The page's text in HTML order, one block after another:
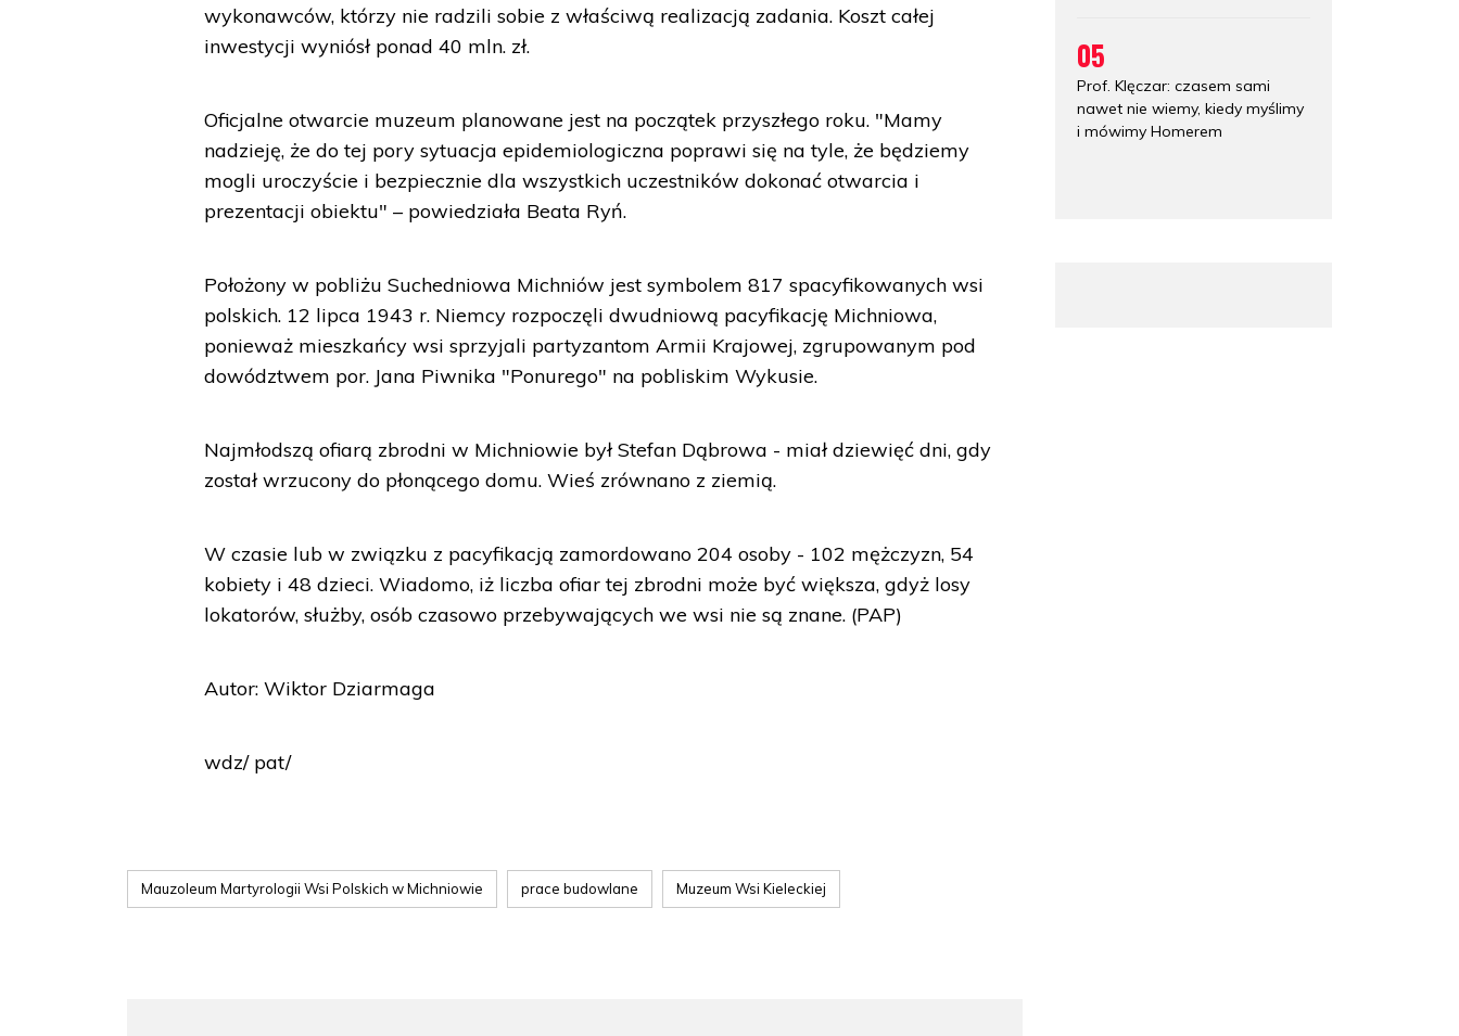
wykonawców, którzy nie radzili sobie z właściwą realizacją zadania. Koszt całej
inwestycji wyniósł ponad 40 mln. zł.
Oficjalne otwarcie muzeum planowane jest na początek przyszłego roku. "Mamy
nadzieję, że do tej pory sytuacja epidemiologiczna poprawi się na tyle, że będziemy
mogli uroczyście i bezpiecznie dla wszystkich uczestników dokonać otwarcia i
prezentacji obiektu" – powiedziała Beata Ryń.
Położony w pobliżu Suchedniowa Michniów jest symbolem 817 spacyfikowanych wsi
polskich. 12 lipca 1943 r. Niemcy rozpoczęli dwudniową pacyfikację Michniowa,
ponieważ mieszkańcy wsi sprzyjali partyzantom Armii Krajowej, zgrupowanym pod
dowództwem por. Jana Piwnika "Ponurego" na pobliskim Wykusie.
Najmłodszą ofiarą zbrodni w Michniowie był Stefan Dąbrowa - miał dziewięć dni, gdy
został wrzucony do płonącego domu. Wieś zrównano z ziemią.
W czasie lub w związku z pacyfikacją zamordowano 204 osoby - 102 mężczyzn, 54
kobiety i 48 dzieci. Wiadomo, iż liczba ofiar tej zbrodni może być większa, gdyż losy
lokatorów, służby, osób czasowo przebywających we wsi nie są znane. (PAP)
Autor: Wiktor Dziarmaga
wdz/ pat/
Mauzoleum Martyrologii Wsi Polskich w Michniowie prace budowlane Muzeum Wsi Kieleckiej
05
Prof. Klęczar: czasem sami
nawet nie wiemy, kiedy myślimy
i mówimy Homerem